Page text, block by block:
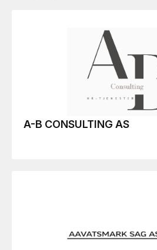
A-B CONSULTING AS